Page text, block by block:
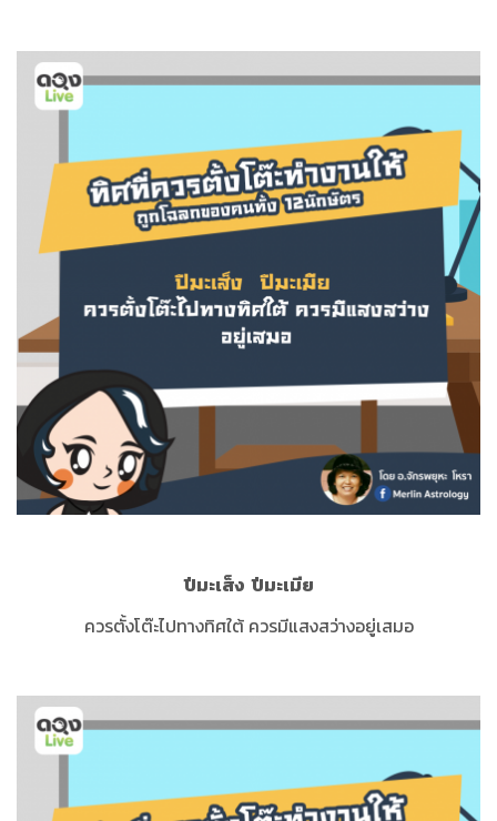
ปีมะเส็ง ปีมะเมีย
ควรตั้งโต๊ะไปทางทิศใต้ ควรมีแสงสว่างอยู่เสมอ